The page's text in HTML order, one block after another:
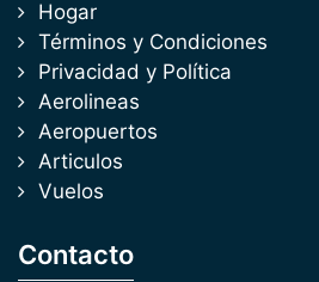
Hogar
Términos y Condiciones
Privacidad y Política
Aerolineas
Aeropuertos
Articulos
Vuelos
Contacto